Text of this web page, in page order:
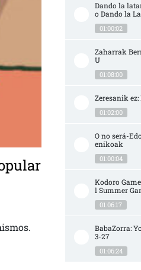
UNA HERRAMIENTA PARA
Dando la
o Dando la
01:00:02
Zaharrak
U
01:08:00
Zeresanik
01:02:00
O no será-
enikoak
01:00:04
Kodoro
l Summer
01:06:17
BabaZorra:
3-27
01:06:24